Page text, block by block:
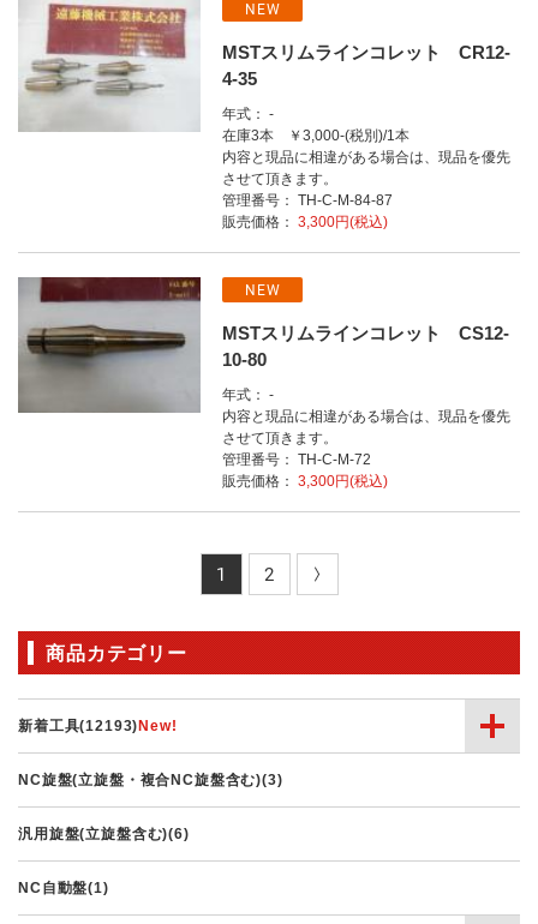
NEW
MSTスリムラインコレット CR12-
4-35
年式： -
在庫3本 ￥3,000-(税別)/1本
内容と現品に相違がある場合は、現品を優先
させて頂きます。
管理番号： TH-C-M-84-87
販売価格：3,300円(税込)
NEW
MSTスリムラインコレット CS12-
10-80
年式： -
内容と現品に相違がある場合は、現品を優先
させて頂きます。
管理番号： TH-C-M-72
販売価格：3,300円(税込)
1 2
商品カテゴリー
新着工具(12193)
NC旋盤(立旋盤・複合NC旋盤含む)(3)
汎用旋盤(立旋盤含む)(6)
NC自動盤(1)